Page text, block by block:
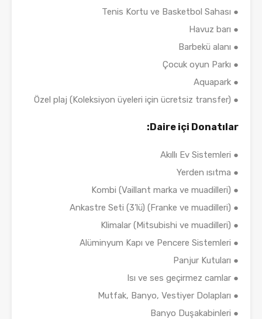
● Tenis Kortu ve Basketbol Sahası
● Havuz barı
● Barbekü alanı
● Çocuk oyun Parkı
● Aquapark
● Özel plaj (Koleksiyon üyeleri için ücretsiz transfer)
Daire içi Donatılar:
● Akıllı Ev Sistemleri
● Yerden ısıtma
● Kombi (Vaillant marka ve muadilleri)
● Ankastre Seti (3’lü) (Franke ve muadilleri)
● Klimalar (Mitsubishi ve muadilleri)
● Alüminyum Kapı ve Pencere Sistemleri
● Panjur Kutuları
● Isı ve ses geçirmez camlar
● Mutfak, Banyo, Vestiyer Dolapları
● Banyo Duşakabinleri